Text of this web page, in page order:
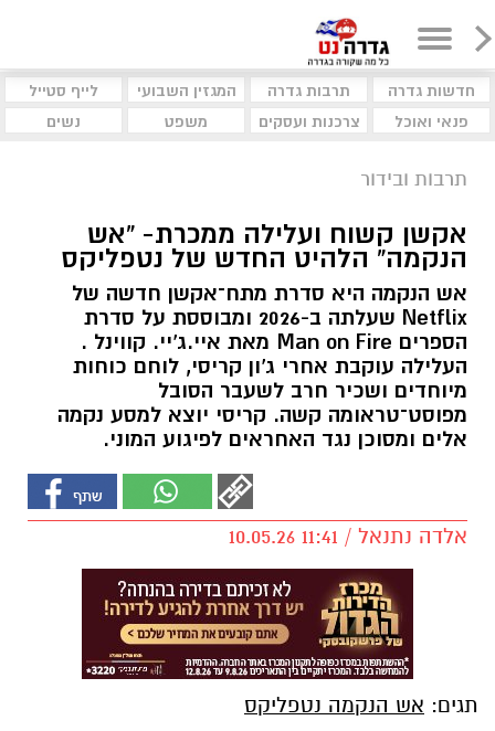
חדשות גדרה תרבות גדרה המגזין השבועי
לייף סטייל
פנאי ואוכל
צרכנות ועסקים משפט נשים
תרבות ובידור
אקשן קשוח ועלילה ממכרת- “אש
הנקמה” הלהיט החדש של נטפליקס
אש הנקמה היא סדרת מתח־אקשן חדשה של
Netflix שעלתה ב-2026 ומבוססת על סדרת
הספרים Man on Fire מאת איי.ג'יי. קווינל .
העלילה עוקבת אחרי ג'ון קריסי, לוחם כוחות
מיוחדים ושכיר חרב לשעבר הסובל
מפוסט־טראומה קשה. קריסי יוצא למסע נקמה
אלים ומסוכן נגד האחראים לפיגוע המוני.
אלדה נתנאל / 11:41 10.05.26
תגים: אש הנקמה נטפליקס